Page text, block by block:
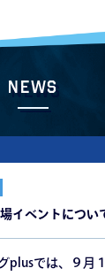
News
イベントについ
plusでは、９月